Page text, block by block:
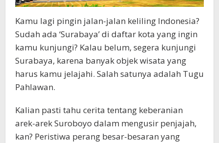
Kamu lagi pingin jalan-jalan keliling Indonesia?
Sudah ada ‘Surabaya’ di daftar kota yang ingin
kamu kunjungi? Kalau belum, segera kunjungi
Surabaya, karena banyak objek wisata yang
harus kamu jelajahi. Salah satunya adalah Tugu
Pahlawan.
Kalian pasti tahu cerita tentang keberanian
arek-arek Suroboyo dalam mengusir penjajah,
kan? Peristiwa perang besar-besaran yang